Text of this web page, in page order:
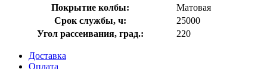
Покрытие колбы:
Матовая
Срок службы, ч:
25000
Угол рассеивания, град.:
220
Доставка
Оплата